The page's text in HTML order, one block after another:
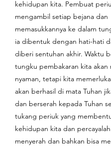
kehidupan kita. Pembuat
mengambil setiap bejana dan
memasukkannya ke dalam
ia dibentuk dengan hati-hati
diberi sentuhan akhir. Waktu
tungku pembakaran kita akan
nyaman, tetapi kita
akan berhasil di mata Tuhan
dan berserah kepada Tuhan
tukang periuk yang
kehidupan kita dan
menyerah dan bahkan bisa